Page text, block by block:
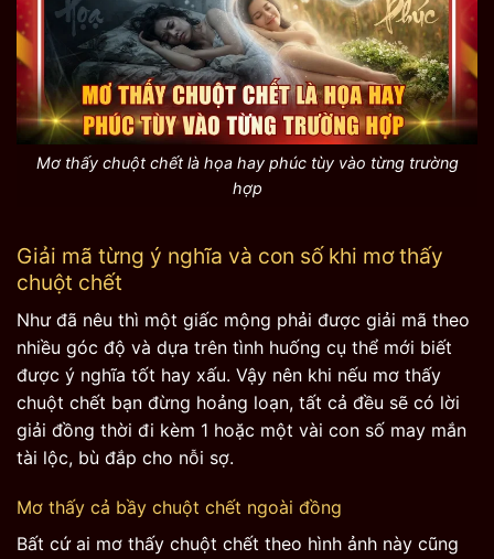
Mơ thấy chuột chết là họa hay phúc tùy vào từng trường
hợp
Giải mã từng ý nghĩa và con số khi mơ thấy
chuột chết
Như đã nêu thì một giấc mộng phải được giải mã theo
nhiều góc độ và dựa trên tình huống cụ thể mới biết
được ý nghĩa tốt hay xấu. Vậy nên khi nếu mơ thấy
chuột chết bạn đừng hoảng loạn, tất cả đều sẽ có lời
giải đồng thời đi kèm 1 hoặc một vài con số may mắn
tài lộc, bù đắp cho nỗi sợ.
Mơ thấy cả bầy chuột chết ngoài đồng
Bất cứ ai mơ thấy chuột chết theo hình ảnh này cũng